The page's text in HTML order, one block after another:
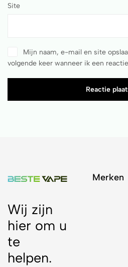
Site
Mijn naam, e-mail en site
volgende keer wanneer ik een
Reactie
Wij zijn
hier om u
te
helpen.
Merken